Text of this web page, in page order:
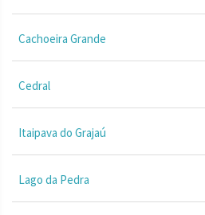
Cachoeira Grande
Cedral
Itaipava do Grajaú
Lago da Pedra